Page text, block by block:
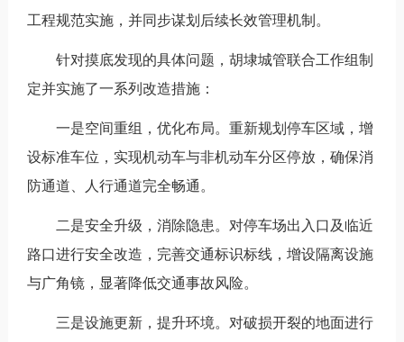
工程规范实施，并同步谋划后续长效管理机制。
针对摸底发现的具体问题，胡埭城管联合工作组制
定并实施了一系列改造措施：
一是空间重组，优化布局。重新规划停车区域，增
设标准车位，实现机动车与非机动车分区停放，确保消
防通道、人行通道完全畅通。
二是安全升级，消除隐患。对停车场出入口及临近
路口进行安全改造，完善交通标识标线，增设隔离设施
与广角镜，显著降低交通事故风险。
三是设施更新，提升环境。对破损开裂的地面进行